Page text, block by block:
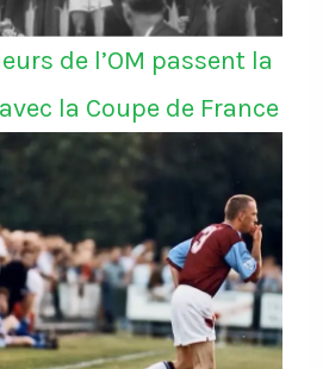
de l’OM passent la
la Coupe de France